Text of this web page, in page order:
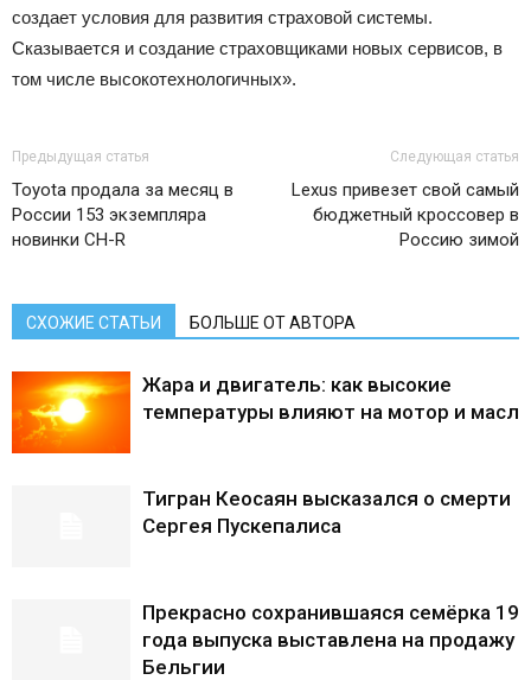
создает условия для развития страховой системы.
Сказывается и создание страховщиками новых сервисов, в
том числе высокотехнологичных».
Предыдущая статья
Toyota продала за месяц в
России 153 экземпляра
новинки CH-R
Следующая статья
Lexus привезет свой самый
бюджетный кроссовер в
Россию зимой
СХОЖИЕ СТАТЬИ БОЛЬШЕ ОТ АВТОРА
Жара и двигатель: как высокие
температуры влияют на мотор и масло
Тигран Кеосаян высказался о смерти
Сергея Пускепалиса
Прекрасно сохранившаяся семёрка
года выпуска выставлена ​​на продажу в
Бельгии